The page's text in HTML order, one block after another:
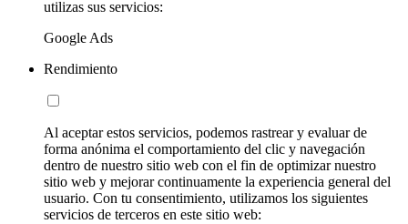
utilizas sus servicios:
Google Ads
Rendimiento
Al aceptar estos servicios, podemos rastrear y evaluar de
forma anónima el comportamiento del clic y navegación
dentro de nuestro sitio web con el fin de optimizar nuestro
sitio web y mejorar continuamente la experiencia general del
usuario. Con tu consentimiento, utilizamos los siguientes
servicios de terceros en este sitio web: